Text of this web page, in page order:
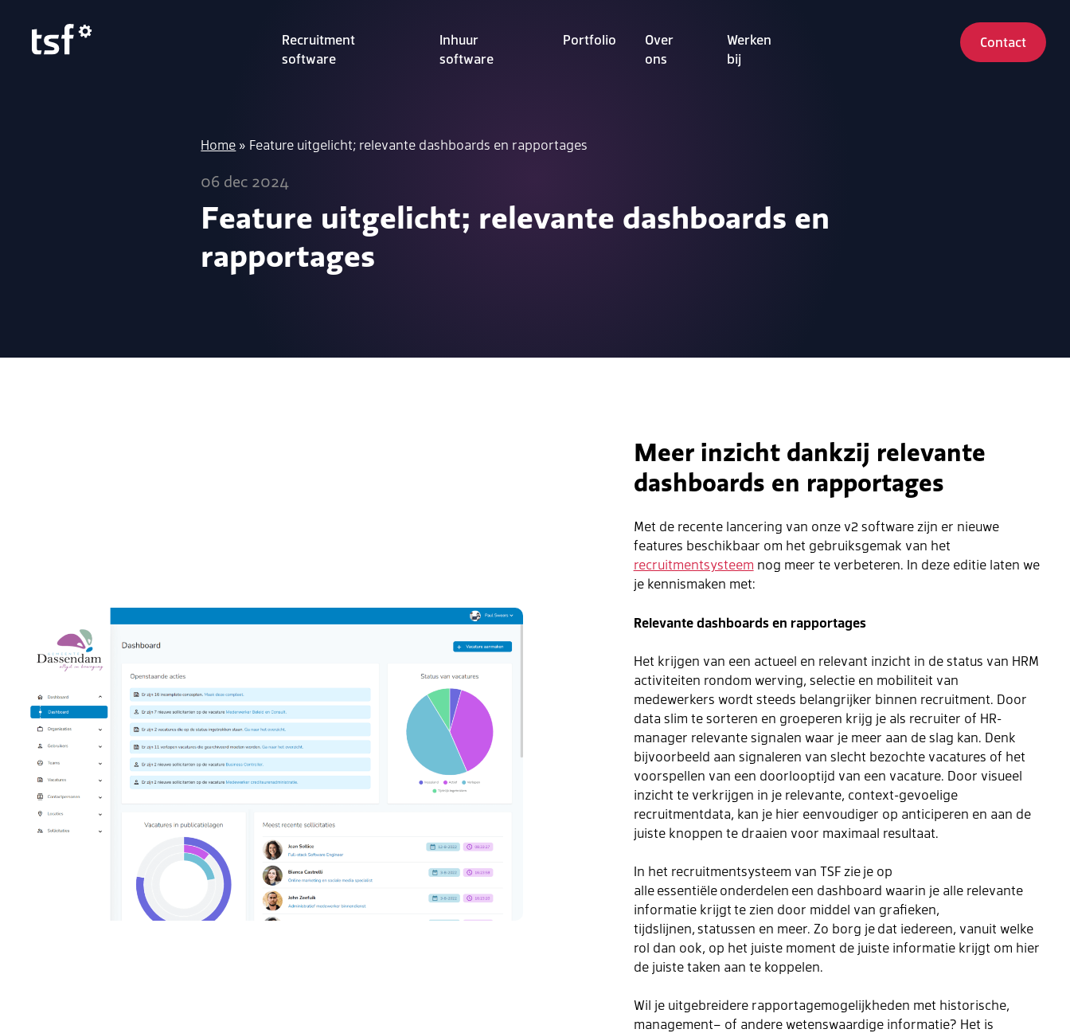
Recruitment
software
Inhuur
software
Portfolio
Over
ons
Werken
bij
Contact
Home » Feature uitgelicht; relevante dashboards en rapportages
06 dec 2024
Feature uitgelicht; relevante dashboards en
rapportages
Meer inzicht dankzij relevante
dashboards en rapportages
Met de recente lancering van onze v2 software zijn er nieuwe
features beschikbaar om het gebruiksgemak van het
recruitmentsysteem nog meer te verbeteren. In deze editie laten we
je kennismaken met:
Relevante dashboards en rapportages
Het krijgen van een actueel en relevant inzicht in de status van HRM
activiteiten rondom werving, selectie en mobiliteit van
medewerkers wordt steeds belangrijker binnen recruitment. Door
data slim te sorteren en groeperen krijg je als recruiter of HR-
manager relevante signalen waar je meer aan de slag kan. Denk
bijvoorbeeld aan signaleren van slecht bezochte vacatures of het
voorspellen van een doorlooptijd van een vacature. Door visueel
inzicht te verkrijgen in je relevante, context-gevoelige
recruitmentdata, kan je hier eenvoudiger op anticiperen en aan de
juiste knoppen te draaien voor maximaal resultaat.
In het recruitmentsysteem van TSF zieje op
alleessentiëleonderdelen een dashboard waarin je alle relevante
informatie krijgtte zien door middel van grafieken,
tijdslijnen,statussen en meer. Zo borg jedat iedereen, vanuit welke
rol dan ook, op het juiste moment de juiste informatie krijgt om hier
de juiste taken aan te koppelen.
Wil je uitgebreidere rapportagemogelijkheden met historische,
management– of andere wetenswaardige informatie? Het is